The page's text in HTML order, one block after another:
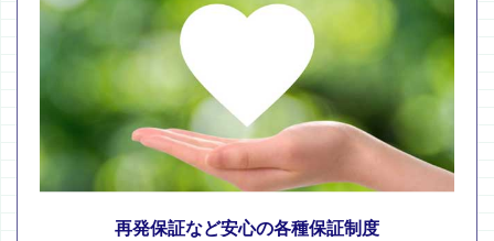
再発保証など安心の各種保証制度